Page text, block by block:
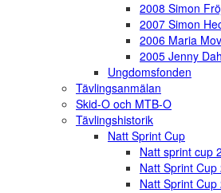
2008 Simon
2007 Simon
2006 Maria
2005 Jenny
Ungdomsfonden
Tävlingsanmälan
Skid-O och MTB-O
Tävlingshistorik
Natt Sprint Cup
Natt sprint cup
Natt Sprint Cup
Natt Sprint Cup